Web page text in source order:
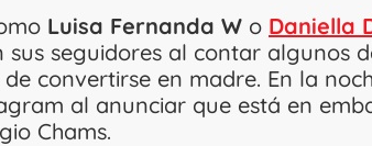
Luisa Fernanda W o Daniella
sus seguidores al contar algunos
convertirse en madre. En la
al anunciar que está en
Chams.